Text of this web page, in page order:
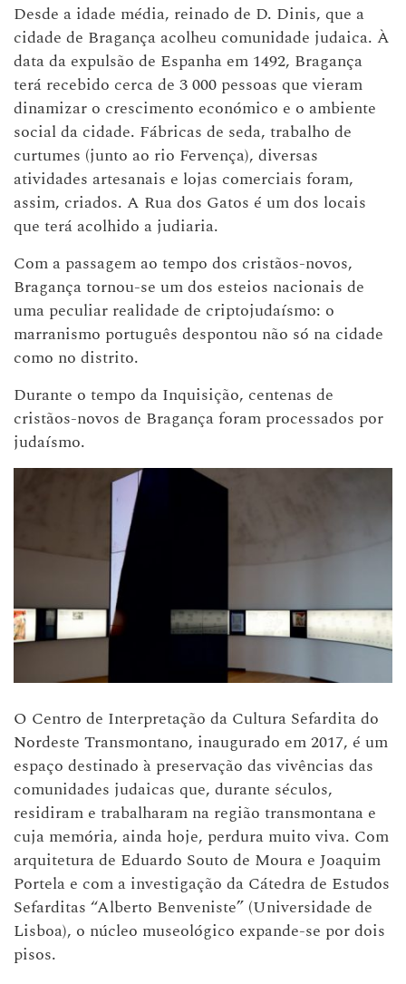
Desde a idade média, reinado de D. Dinis, que a
cidade de Bragança acolheu comunidade judaica. À
data da expulsão de Espanha em 1492, Bragança
terá recebido cerca de 3 000 pessoas que vieram
dinamizar o crescimento económico e o ambiente
social da cidade. Fábricas de seda, trabalho de
curtumes (junto ao rio Fervença), diversas
atividades artesanais e lojas comerciais foram,
assim, criados. A Rua dos Gatos é um dos locais
que terá acolhido a judiaria.
Com a passagem ao tempo dos cristãos-novos,
Bragança tornou-se um dos esteios nacionais de
uma peculiar realidade de criptojudaísmo: o
marranismo português despontou não só na cidade
como no distrito.
Durante o tempo da Inquisição, centenas de
cristãos-novos de Bragança foram processados por
judaísmo.
O Centro de Interpretação da Cultura Sefardita do
Nordeste Transmontano, inaugurado em 2017, é um
espaço destinado à preservação das vivências das
comunidades judaicas que, durante séculos,
residiram e trabalharam na região transmontana e
cuja memória, ainda hoje, perdura muito viva. Com
arquitetura de Eduardo Souto de Moura e Joaquim
Portela e com a investigação da Cátedra de Estudos
Sefarditas “Alberto Benveniste” (Universidade de
Lisboa), o núcleo museológico expande-se por dois
pisos.